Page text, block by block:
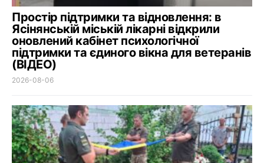
Простір підтримки та відновлення: в
Ясінянській міській лікарні відкрили
оновлений кабінет психологічної
підтримки та єдиного вікна для ветеранів
(ВІДЕО)
2026-08-06